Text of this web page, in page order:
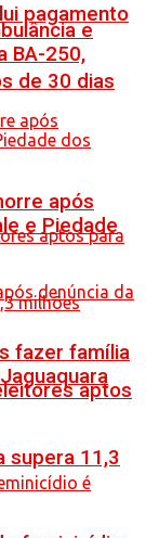
pagamento
de 30 dias
aptos
supera 11,3
e
BA-250,
após
e Piedade
fazer família